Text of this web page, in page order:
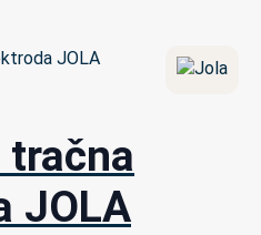
tračna
JOLA